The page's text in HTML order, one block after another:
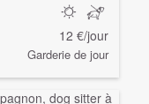
12 €/jour
Garderie de jour